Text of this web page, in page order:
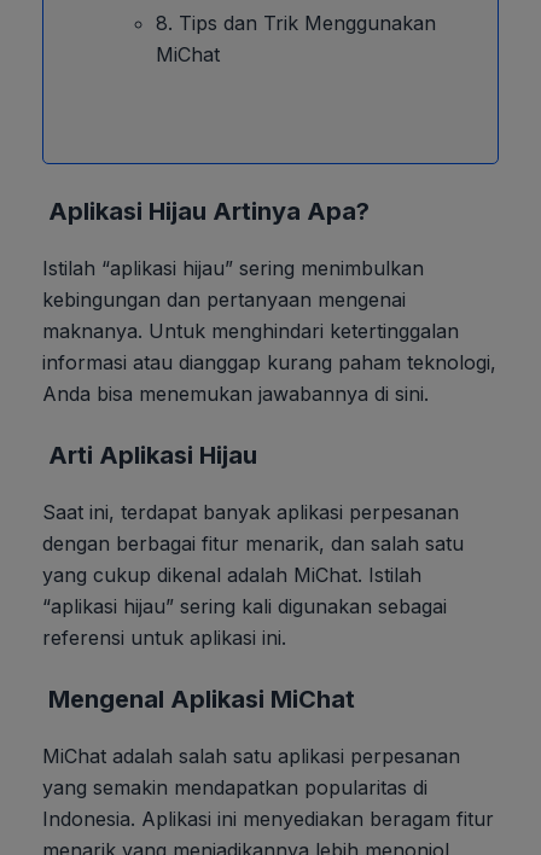
8. Tips dan Trik Menggunakan
MiChat
Aplikasi Hijau Artinya Apa?
Istilah “aplikasi hijau” sering menimbulkan
kebingungan dan pertanyaan mengenai
maknanya. Untuk menghindari ketertinggalan
informasi atau dianggap kurang paham teknologi,
Anda bisa menemukan jawabannya di sini.
Arti Aplikasi Hijau
Saat ini, terdapat banyak aplikasi perpesanan
dengan berbagai fitur menarik, dan salah satu
yang cukup dikenal adalah MiChat. Istilah
“aplikasi hijau” sering kali digunakan sebagai
referensi untuk aplikasi ini.
Mengenal Aplikasi MiChat
MiChat adalah salah satu aplikasi perpesanan
yang semakin mendapatkan popularitas di
Indonesia. Aplikasi ini menyediakan beragam fitur
menarik yang menjadikannya lebih menonjol